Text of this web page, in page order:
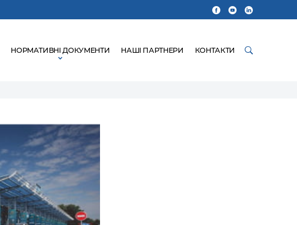
НОРМАТИВНІ ДОКУМЕНТИ НАШІ ПАРТНЕРИ КОНТАКТИ